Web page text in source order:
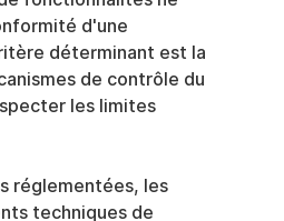
d'une
déterminant est la
de contrôle du
les limites
réglementées, les
techniques de